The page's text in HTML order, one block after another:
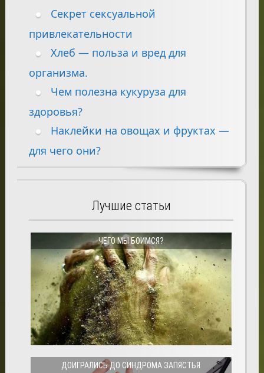
Секрет сексуальной
привлекательности
Хлеб — польза и вред для
организма.
Чем полезна кукуруза для
здоровья?
Наклейки на овощах и фруктах —
для чего они?
Лучшие статьи
ЧЕГО МЫ БОИМСЯ?
ДОИГРАЛИСЬ ДО СИНДРОМА ЗАПЯСТЬЯ